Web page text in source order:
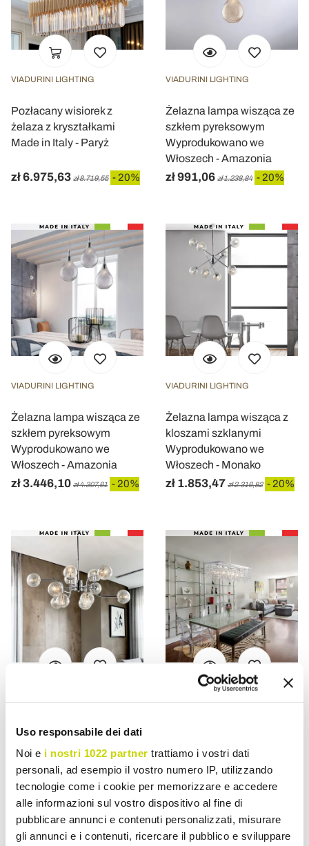
Uso responsabile dei dati
Noi e i nostri 1022 partner trattiamo i vostri dati
personali, ad esempio il vostro numero IP, utilizzando
tecnologie come i cookie per memorizzare e accedere
alle informazioni sul vostro dispositivo al fine di
pubblicare annunci e contenuti personalizzati, misurare
gli annunci e i contenuti, ricercare il pubblico e sviluppare
VIADURINI LIGHTING
Pozłacany wisiorek z
żelaza z kryształkami
Made in Italy - Paryż
zł 6.975,63 zł 8.719,55 - 20%
VIADURINI LIGHTING
Żelazna lampa wisząca ze
szkłem pyreksowym
Wyprodukowano we
Włoszech - Amazonia
zł 991,06 zł 1.238,84 - 20%
VIADURINI LIGHTING
Żelazna lampa wisząca ze
szkłem pyreksowym
Wyprodukowano we
Włoszech - Amazonia
zł 3.446,10 zł 4.307,61 - 20%
VIADURINI LIGHTING
Żelazna lampa wisząca z
kloszami szklanymi
Wyprodukowano we
Włoszech - Monako
zł 1.853,47 zł 2.316,82 - 20%
wyprodukowana we
Włoszech, dostępna w
wielu rozmiarach - Delos
zł 1.978,63 zł 2.473,28 - 20%
VIADURINI LIGHTING
kryształkami Made in Italy -
Africa
zł 2.493,28 zł 3.116,62 - 20%